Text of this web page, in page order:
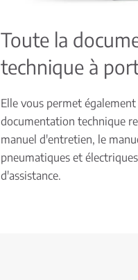
Toute la
technique à
Elle vous permet
documentation technique
manuel d'entretien, le
pneumatiques et
d'assistance.